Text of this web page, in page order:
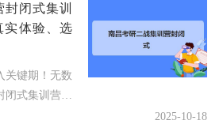
闭式集训
实体验、选
关键期！无数
式集训营到
2025-10-18